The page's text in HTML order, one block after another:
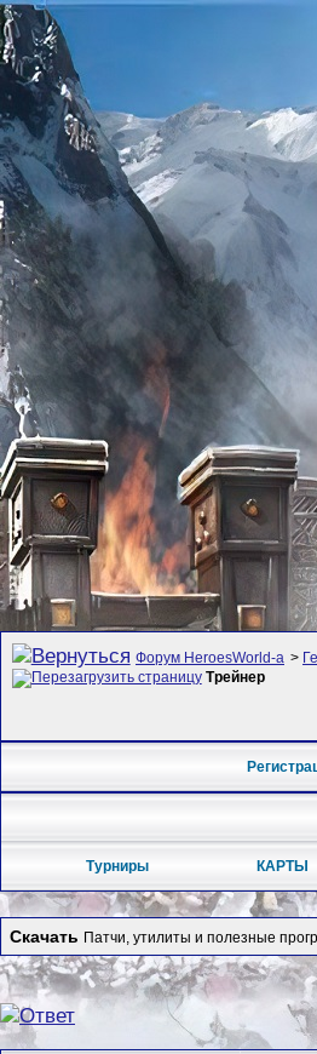
Форум HeroesWorld-а >
Трейнер
Турниры КАРТЫ
Скачать Патчи, утилиты и полезные